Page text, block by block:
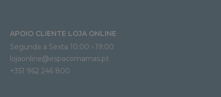
APOIO CLIENTE LOJA ONLINE
Segunda a Sexta 10:00 › 19:00
lojaonline@espacomamas.pt
+351 962 246 800